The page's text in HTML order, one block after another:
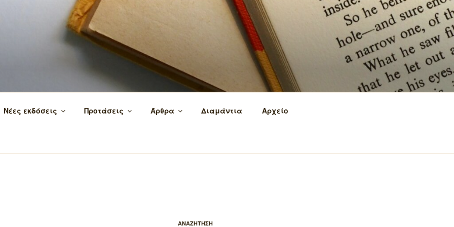
τα βιβλία και τη γνώση!
Νέες εκδόσεις Προτάσεις Άρθρα Διαμάντια Αρχείο
ΑΝΑΖΗΤΗΣΗ